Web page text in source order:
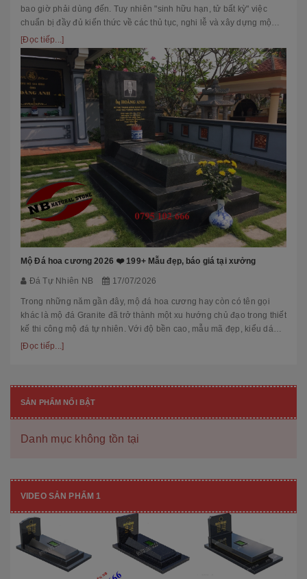
bao giờ phải dùng đến. Tuy nhiên "sinh hữu hạn, tử bất kỳ" việc
chuẩn bị đầy đủ kiến thức về các thủ tục, nghi lễ và xây dựng mộ
phầ...
[Đọc tiếp...]
Mộ Đá hoa cương 2026 ❤️ 199+ Mẫu đẹp, báo giá tại xưởng
Đá Tự Nhiên NB 17/07/2026
Trong những năm gần đây, mộ đá hoa cương hay còn có tên gọi
khác là mộ đá Granite đã trở thành một xu hướng chủ đạo trong thiết
kế thi công mộ đá tự nhiên. Với độ bền cao, mẫu mã đẹp, kiểu dáng
hiệ...
[Đọc tiếp...]
SẢN PHẨM NỔI BẬT
Danh mục không tồn tại
VIDEO SẢN PHẨM 1